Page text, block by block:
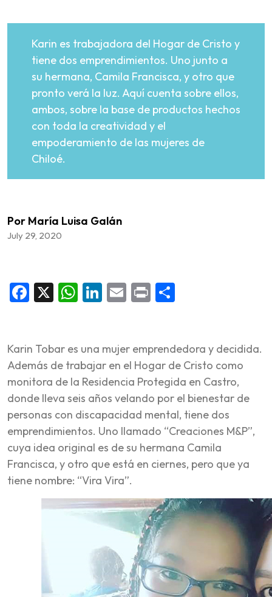
Karin es trabajadora del Hogar de Cristo y
tiene dos emprendimientos. Uno junto a
su hermana, Camila Francisca, y otro que
pronto verá la luz. Aquí cuenta sobre ellos,
ambos, sobre la base de productos hechos
con toda la creatividad y el
empoderamiento de las mujeres de
Chiloé.
Por María Luisa Galán
July 29, 2020
Facebook
X WhatsApp
LinkedIn
Email
Print
Karin Tobar es una mujer emprendedora y decidida.
Además de trabajar en el Hogar de Cristo como
monitora de la Residencia Protegida en Castro,
donde lleva seis años velando por el bienestar de
personas con discapacidad mental, tiene dos
emprendimientos. Uno llamado “Creaciones M&P”,
cuya idea original es de su hermana Camila
Francisca, y otro que está en ciernes, pero que ya
tiene nombre: “Vira Vira”.